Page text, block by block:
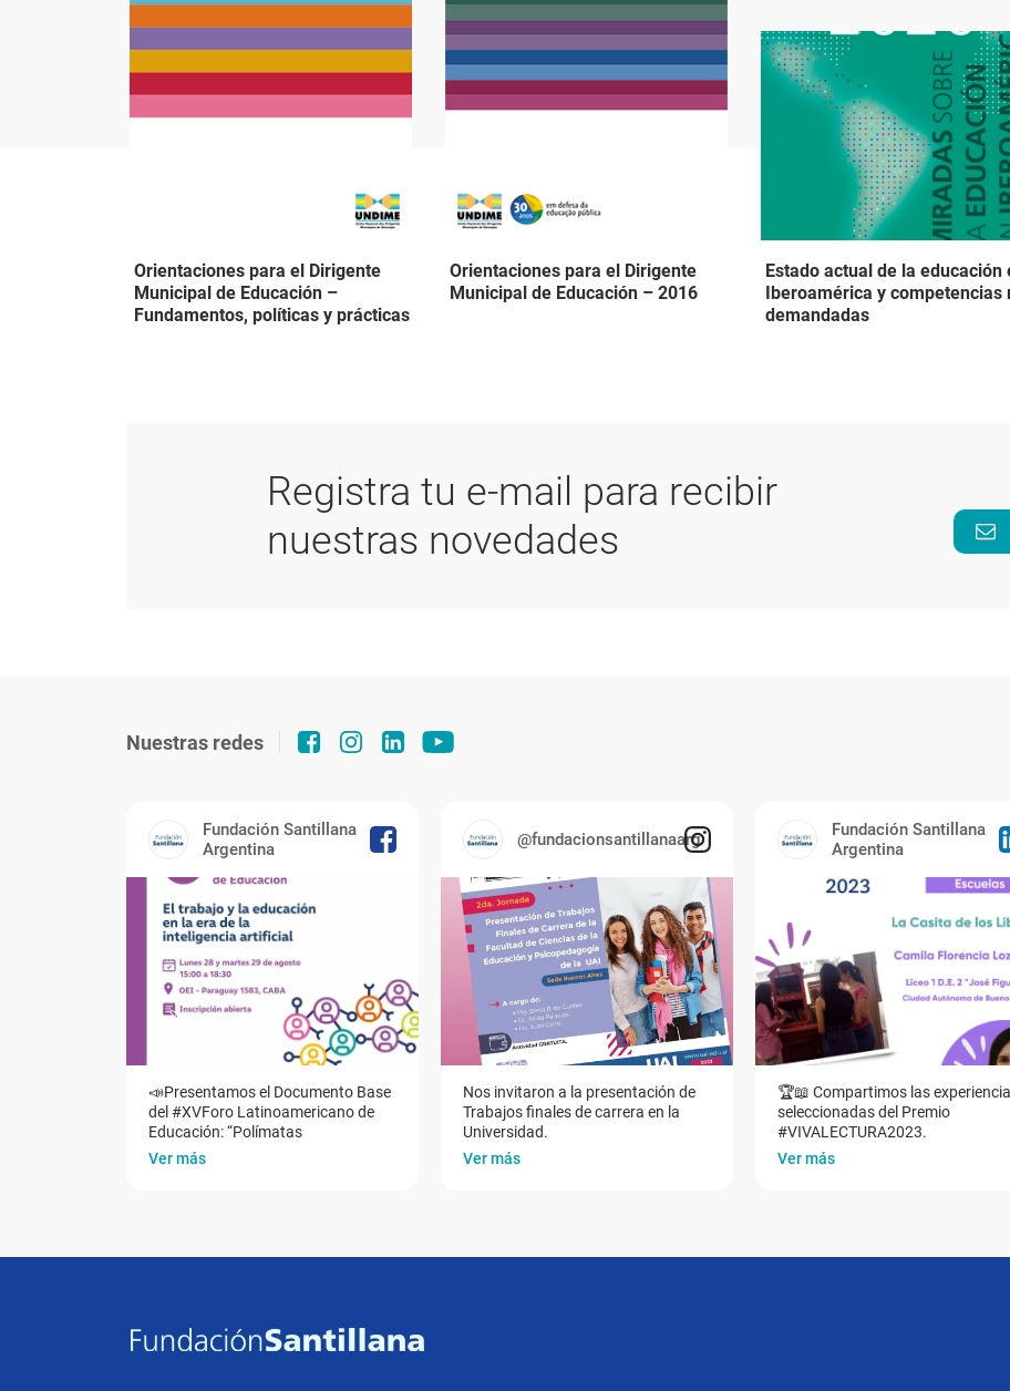
Orientaciones para el Dirigente
Municipal de Educación –
Fundamentos, políticas y prácticas
Orientaciones para el Dirigente
Municipal de Educación – 2016
Estado actual de la educación
Iberoamérica y competencias
demandadas
Registra tu e-mail para recibir
nuestras novedades
Nuestras redes
Fundación Santillana
Argentina
📣Presentamos el Documento Base
del #XVForo Latinoamericano de
Educación: “Polímatas
Ver más
@fundacionsantillanaarg
Nos invitaron a la presentación de
Trabajos finales de carrera en la
Universidad.
Ver más
Fundación Santillana
Argentina
🏆📖 Compartimos las
seleccionadas del Premio
#VIVALECTURA2023.
Ver más